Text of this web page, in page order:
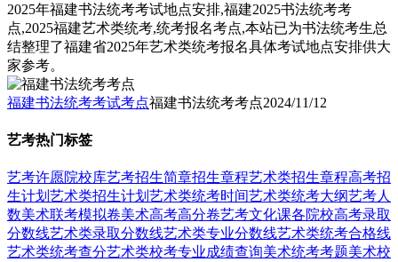
2025年福建书法统考考试地点安排,福建2025书法统考考
点,2025福建艺术类统考,统考报名考点,本站已为书法统考生总
结整理了福建省2025年艺术类统考报名具体考试地点安排供大
家参考。
福建书法统考考试考点福建书法统考考点2024/11/12
艺考热门标签
艺考许愿院校库艺考招生简章招生章程艺术类招生章程高考招
生计划 艺术类招生计划 艺术类统考时间艺术类统考大纲艺考人
数美术联考模拟卷美术高考高分卷艺考文化课各院校高考录取
分数线艺术类录取分数线艺术类专业分数线艺术类统考合格线
艺术类统考查分艺术类校考专业成绩查询美术统考考题美术校